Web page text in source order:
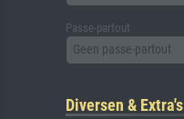
Passe-partout
Geen passe-partout
Diversen & Extra's